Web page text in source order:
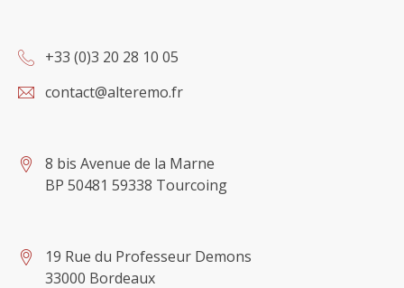
+33 (0)3 20 28 10 05
contact@alteremo.fr
8 bis Avenue de la Marne
BP 50481 59338 Tourcoing
19 Rue du Professeur Demons
33000 Bordeaux